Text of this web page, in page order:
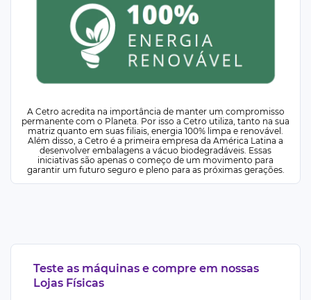
A Cetro acredita na importância de manter um compromisso
permanente com o Planeta. Por isso a Cetro utiliza, tanto na sua
matriz quanto em suas filiais, energia 100% limpa e renovável.
Além disso, a Cetro é a primeira empresa da América Latina a
desenvolver embalagens a vácuo biodegradáveis. Essas
iniciativas são apenas o começo de um movimento para
garantir um futuro seguro e pleno para as próximas gerações.
Teste as máquinas e compre em nossas
Lojas Físicas